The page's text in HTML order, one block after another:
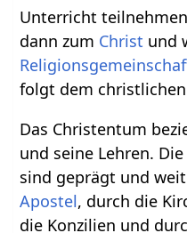
Unterricht
dann zum Christ und
folgt dem
Das Christentum
und seine Lehren.
sind geprägt und
Apostel, durch die
die Konzilien und